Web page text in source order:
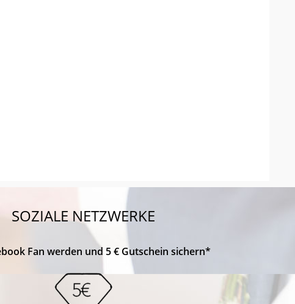
SOZIALE NETZWERKE
Fan werden und 5 € Gutschein sichern*